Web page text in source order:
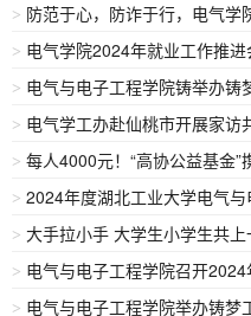
乡”社会实践活动启动
> 防范于心，防诈于行，电气
> 电气学院2024年就业工作推
> 电气与电子工程学院铸举办铸
> 电气学工办赴仙桃市开展家访
> 每人4000元！“高协公益基金
程学院学子发放企业助学金助力
> 2024年度湖北工业大学电气
> 大手拉小手 大学生小学生共
起奔跑
> 电气与电子工程学院召开
> 电气与电子工程学院举办铸梦